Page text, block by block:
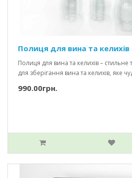
Полиця для вина та
Полиця для вина та келихів –
для зберігання вина та келихів, яке
990.00грн.